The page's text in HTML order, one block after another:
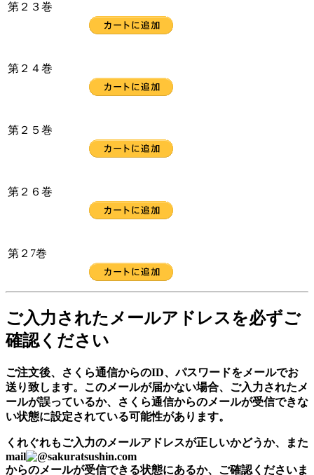
第２３巻
第２４巻
第２５巻
第２６巻
第２7巻
ご入力されたメールアドレスを必ずご
確認ください
ご注文後、さくら通信からのID、パスワードをメールでお
送り致します。このメールが届かない場合、ご入力されたメ
ールが誤っているか、さくら通信からのメールが受信できな
い状態に設定されている可能性があります。
くれぐれもご入力のメールアドレスが正しいかどうか、また
mail
sakuratsushin.com
からのメールが受信できる状態にあるか、ご確認くださいま